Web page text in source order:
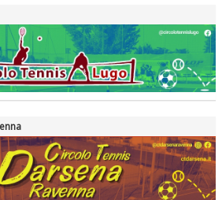
valorizzi le nostre specificità"